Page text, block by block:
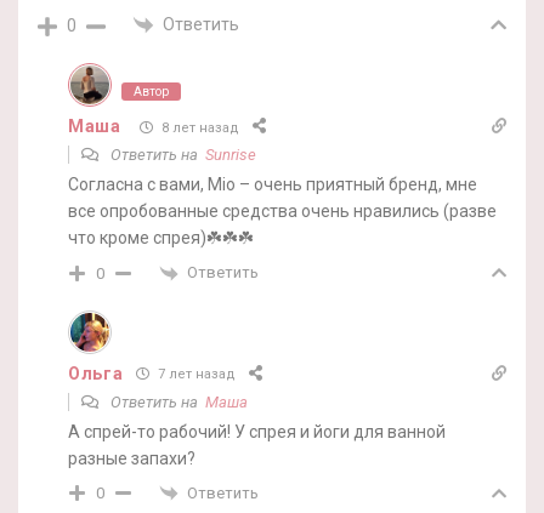
0 Ответить
Автор
Маша 8 лет назад
Ответить на Sunrise
Согласна с вами, Mio – очень приятный бренд, мне
все опробованные средства очень нравились (разве
что кроме спрея)☘️☘️☘️
0 Ответить
Ольга 7 лет назад
Ответить на Маша
А спрей-то рабочий! У спрея и йоги для ванной
разные запахи?
0 Ответить